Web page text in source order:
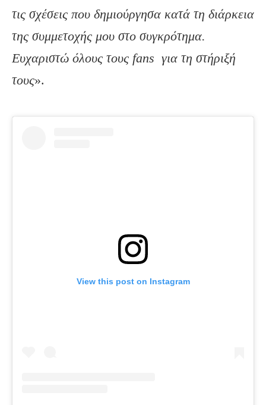
τις σχέσεις που δημιούργησα κατά τη διάρκεια
της συμμετοχής μου στο συγκρότημα.
Ευχαριστώ όλους τους fans για τη στήριξή
τους».
View this post on Instagram